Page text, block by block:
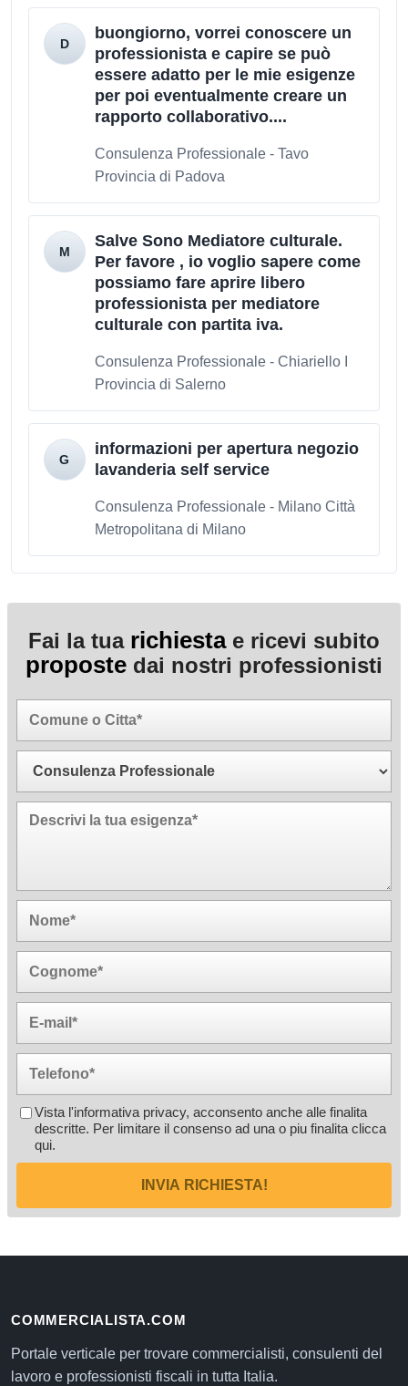
buongiorno, vorrei conoscere un
professionista e capire se può
essere adatto per le mie esigenze
per poi eventualmente creare un
rapporto collaborativo....
Consulenza Professionale - Tavo
Provincia di Padova
Salve Sono Mediatore culturale.
Per favore , io voglio sapere come
possiamo fare aprire libero
professionista per mediatore
culturale con partita iva.
Consulenza Professionale - Chiariello I
Provincia di Salerno
informazioni per apertura negozio
lavanderia self service
Consulenza Professionale - Milano Città
Metropolitana di Milano
Fai la tua richiestae ricevi subito
proposte dai nostri professionisti
Vista l'informativa privacy, acconsento anche alle finalita
descritte. Per limitare il consenso ad una o piu finalita clicca
qui.
INVIA RICHIESTA!
COMMERCIALISTA.COM
Portale verticale per trovare commercialisti, consulenti del
lavoro e professionisti fiscali in tutta Italia.